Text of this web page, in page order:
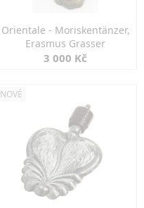
Orientale - Moriskentänzer,
Erasmus Grasser
3 000 Kč
NOVÉ